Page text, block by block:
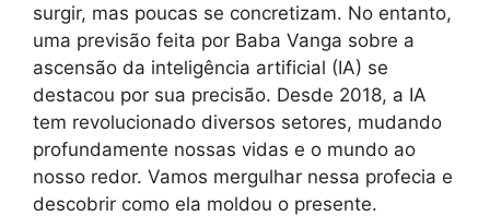
surgir, mas poucas se concretizam. No entanto,
uma previsão feita por Baba Vanga sobre a
ascensão da inteligência artificial (IA) se
destacou por sua precisão. Desde 2018, a IA
tem revolucionado diversos setores, mudando
profundamente nossas vidas e o mundo ao
nosso redor. Vamos mergulhar nessa profecia e
descobrir como ela moldou o presente.